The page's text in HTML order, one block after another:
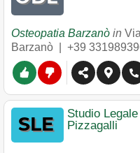
Osteopatia Barzanò in
Barzanò
+39
Studio
Pizzagalli